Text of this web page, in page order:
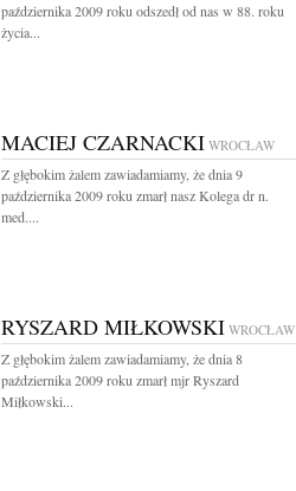
października 2009 roku odszedł od nas w 88. roku
życia...
MACIEJ CZARNACKI WROCŁAW
Z głębokim żalem zawiadamiamy, że dnia 9
października 2009 roku zmarł nasz Kolega dr n.
med....
RYSZARD MIŁKOWSKI WROCŁAW
Z głębokim żalem zawiadamiamy, że dnia 8
października 2009 roku zmarł mjr Ryszard
Miłkowski...